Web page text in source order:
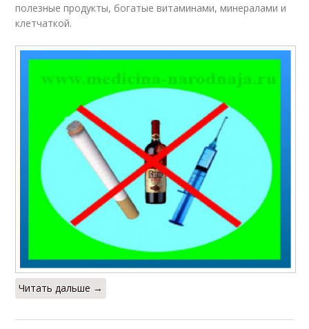
полезные продукты, богатые витаминами, минералами и
клетчаткой.
Читать дальше →